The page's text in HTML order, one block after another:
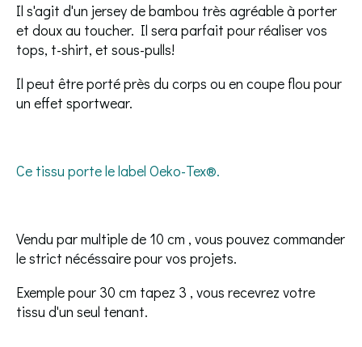
Il s'agit d'un jersey de bambou très agréable à porter
et doux au toucher. Il sera parfait pour réaliser vos
tops, t-shirt, et sous-pulls!
Il peut être porté près du corps ou en coupe flou pour
un effet sportwear.
Ce tissu porte le label Oeko-Tex®️.
Vendu par multiple de 10 cm , vous pouvez commander
le strict nécéssaire pour vos projets.
Exemple pour 30 cm tapez 3 , vous recevrez votre
tissu d'un seul tenant.